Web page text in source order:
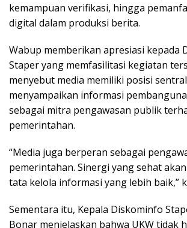
kemampuan verifikasi, hingga
digital dalam produksi berita.
Wabup memberikan apresiasi kepada
Staper yang memfasilitasi kegiatan
menyebut media memiliki posisi
menyampaikan informasi
sebagai mitra pengawasan publik
pemerintahan.
“Media juga berperan sebagai
pemerintahan. Sinergi yang sehat
tata kelola informasi yang lebih baik,”
Sementara itu, Kepala Diskominfo
Bonar menjelaskan bahwa UKW tidak